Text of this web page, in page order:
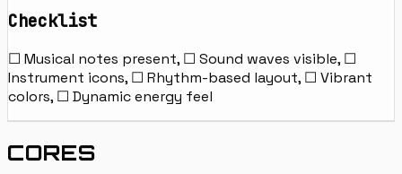
Checklist
☐ Musical notes present, ☐ Sound waves visible, ☐
Instrument icons, ☐ Rhythm-based layout, ☐ Vibrant
colors, ☐ Dynamic energy feel
CORES